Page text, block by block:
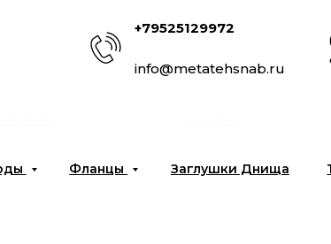
+79525129972
info@metatehsnab.ru
Фланцы Заглушки Днища